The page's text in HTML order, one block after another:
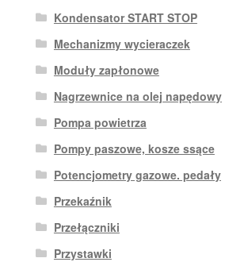
Kondensator START STOP
Mechanizmy wycieraczek
Moduły zapłonowe
Nagrzewnice na olej napędowy
Pompa powietrza
Pompy paszowe, kosze ssące
Potencjometry gazowe. pedały
Przekaźnik
Przełączniki
Przystawki